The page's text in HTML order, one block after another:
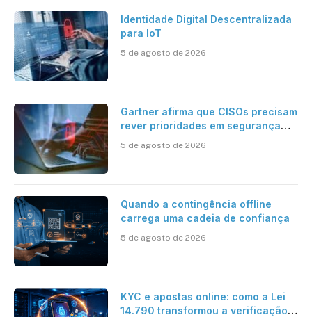
Identidade Digital Descentralizada
para IoT
5 de agosto de 2026
Gartner afirma que CISOs precisam
rever prioridades em segurança
desafios impostos pela Inteligência
5 de agosto de 2026
Quando a contingência offline
carrega uma cadeia de confiança
5 de agosto de 2026
KYC e apostas online: como a Lei
14.790 transformou a verificação